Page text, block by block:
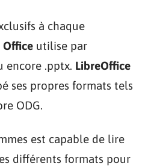
à chaque
utilise par
encore .pptx. LibreOffice
ses propres formats tels
ODG.
est capable de lire
différents formats pour